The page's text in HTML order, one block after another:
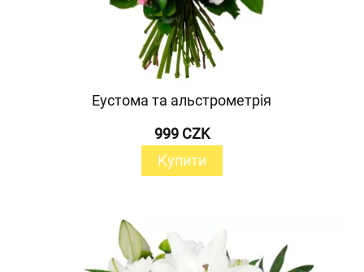
Еустома та альстрометрія
999 CZK
Купити